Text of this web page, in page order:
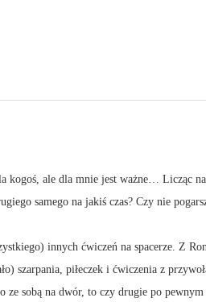
kogoś, ale dla mnie jest ważne… Licząc
samego na jakiś czas? Czy nie
innych ćwiczeń na spacerze. Z
szarpania, piłeczek i ćwiczenia z
sobą na dwór, to czy drugie po